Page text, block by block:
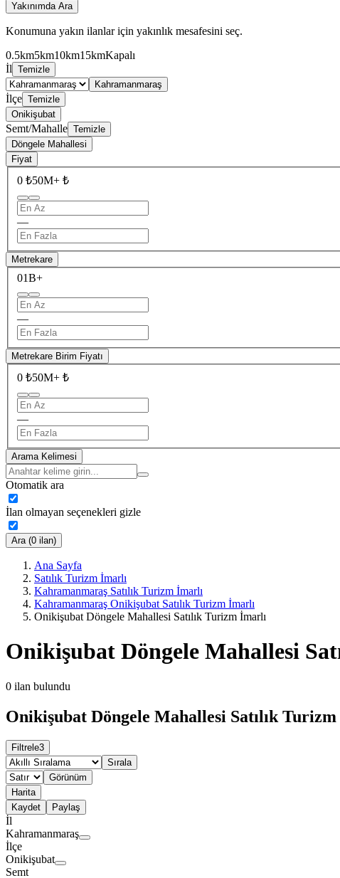
Yakınımda Ara
Konumuna yakın ilanlar için yakınlık mesafesini seç.
0.5km5km10km15kmKapalı
İl Temizle
Kahramanmaraş
İlçe Temizle
Onikişubat
Semt/Mahalle Temizle
Döngele Mahallesi
Fiyat
0 ₺50M+ ₺
—
Metrekare
01B+
—
Metrekare Birim Fiyatı
0 ₺50M+ ₺
—
Arama Kelimesi
Otomatik ara
İlan olmayan seçenekleri gizle
Ara (0 ilan)
Ana Sayfa
Satılık Turizm İmarlı
Kahramanmaraş Satılık Turizm İmarlı
Kahramanmaraş Onikişubat Satılık Turizm İmarlı
Onikişubat Döngele Mahallesi Satılık Turizm İmarlı
Onikişubat Döngele Mahallesi
0 ilan bulundu
Onikişubat Döngele Mahallesi Satılık
Filtrele3
Sırala
Görünüm
Harita
Kaydet
Paylaş
İl
Kahramanmaraş
İlçe
Onikişubat
Semt